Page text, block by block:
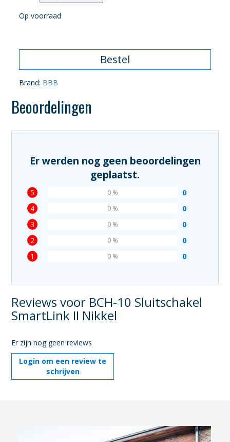
Op voorraad
Bestel
Brand: BBB
Beoordelingen
Er werden nog geen beoordelingen
geplaatst.
5 0
0 %
4 0
0 %
3 0
0 %
2 0
0 %
1 0
0 %
Reviews voor BCH-10 Sluitschakel
SmartLink II Nikkel
Er zijn nog geen reviews
Login om een review te
schrijven